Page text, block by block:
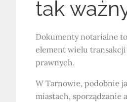
tak
Dokumenty notarialne
element wielu
prawnych.
W Tarnowie, podobnie
miastach, sporządzanie